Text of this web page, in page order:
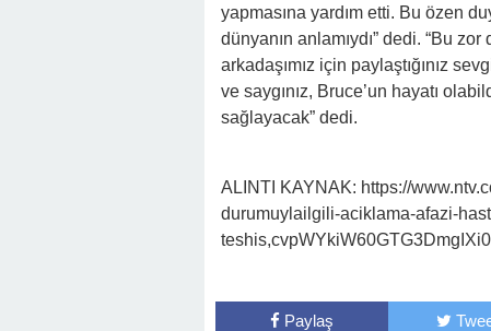
yapmasına yardım etti. Bu özen
dünyanın anlamıydı” dedi. “Bu
arkadaşımız için paylaştığınız
ve saygınız, Bruce’un hayatı
sağlayacak” dedi.
ALINTI KAYNAK: https://
durumuylailgili-aciklama-afazi-
Paylaş